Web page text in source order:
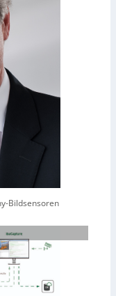
Bildsensoren